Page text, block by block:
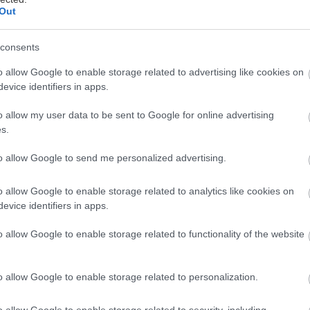
allow Google to enable storage related to advertising like cookies on
identifiers in apps.
allow my user data to be sent to Google for online advertising
allow Google to send me personalized advertising.
allow Google to enable storage related to analytics like cookies on
identifiers in apps.
allow Google to enable storage related to functionality of the website
allow Google to enable storage related to personalization.
Zapnutá klimatizácia celý deň? Pozrite sa,
ventilátor
Chystáte sa zatepľovať alebo meniť kotol?